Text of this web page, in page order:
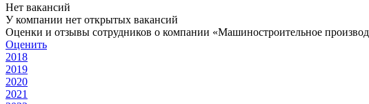
Нет вакансий
У компании нет открытых вакансий
Оценки и отзывы сотрудников о компании «Машиностроительное
Оценить
2018
2019
2020
2021